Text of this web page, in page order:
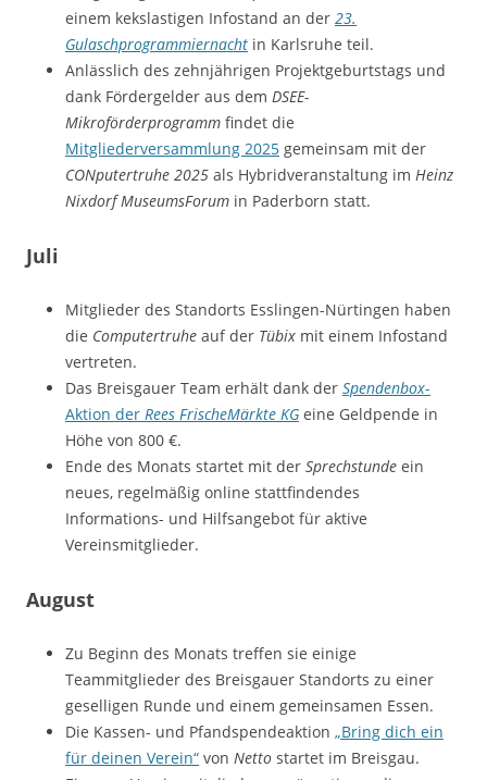
einem kekslastigen Infostand an der 23.
Gulaschprogrammiernacht in Karlsruhe teil.
Anlässlich des zehnjährigen Projektgeburtstags und
dank Fördergelder aus dem DSEE-
Mikroförderprogramm findet die
Mitgliederversammlung 2025 gemeinsam mit der
CONputertruhe 2025 als Hybridveranstaltung im Heinz
Nixdorf MuseumsForum in Paderborn statt.
Juli
Mitglieder des Standorts Esslingen-Nürtingen haben
die Computertruhe auf der Tübix mit einem Infostand
vertreten.
Das Breisgauer Team erhält dank der Spendenbox-
Aktion der Rees FrischeMärkte KG eine Geldpende in
Höhe von 800 €.
Ende des Monats startet mit der Sprechstunde ein
neues, regelmäßig online stattfindendes
Informations- und Hilfsangebot für aktive
Vereinsmitglieder.
August
Zu Beginn des Monats treffen sie einige
Teammitglieder des Breisgauer Standorts zu einer
geselligen Runde und einem gemeinsamen Essen.
Die Kassen- und Pfandspendeaktion „Bring dich ein
für deinen Verein“ von Netto startet im Breisgau.